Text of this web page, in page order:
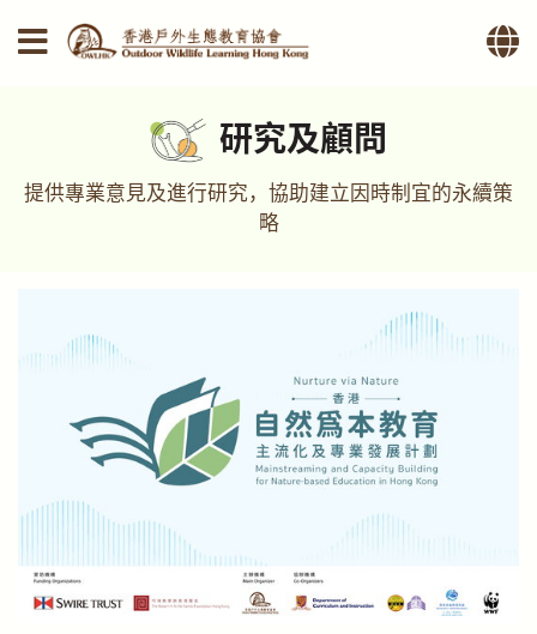
研究及顧問
提供專業意見及進行研究，協助建立因時制宜的永續策
略